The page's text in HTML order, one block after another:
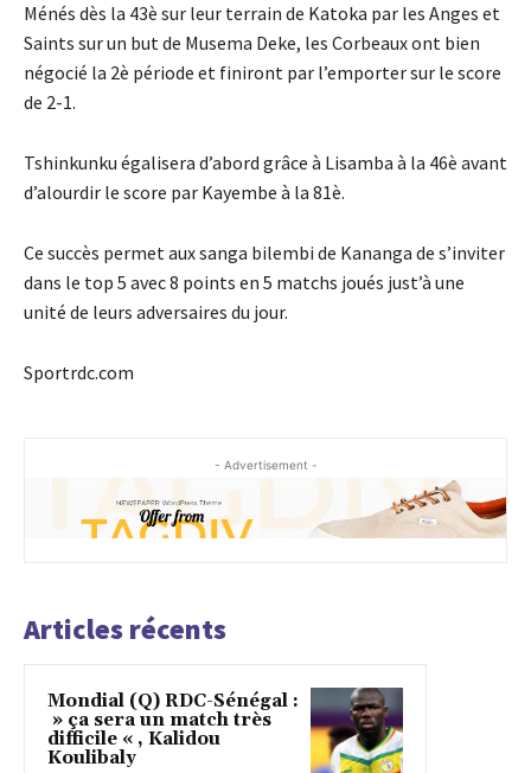
Ménés dès la 43è sur leur terrain de Katoka par les Anges et
Saints sur un but de Musema Deke, les Corbeaux ont bien
négocié la 2è période et finiront par l’emporter sur le score
de 2-1.
Tshinkunku égalisera d’abord grâce à Lisamba à la 46è avant
d’alourdir le score par Kayembe à la 81è.
Ce succès permet aux sanga bilembi de Kananga de s’inviter
dans le top 5 avec 8 points en 5 matchs joués just’à une
unité de leurs adversaires du jour.
Sportrdc.com
- Advertisement -
Articles récents
Mondial (Q) RDC-Sénégal :
» ça sera un match très
difficile « , Kalidou
Koulibaly